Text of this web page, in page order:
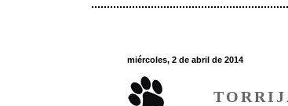
miércoles, 2 de abril de 2014